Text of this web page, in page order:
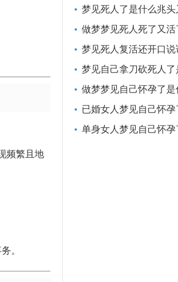
频繁且地
。
梦见死人了是什么兆头
做梦梦见死人死了又活
梦见死人复活还开口说
梦见自己拿刀砍死人了
做梦梦见自己怀孕了是
已婚女人梦见自己怀孕
单身女人梦见自己怀孕